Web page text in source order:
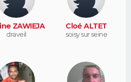
ZAWIEJA
draveil
Cloé ALTET
soisy sur seine